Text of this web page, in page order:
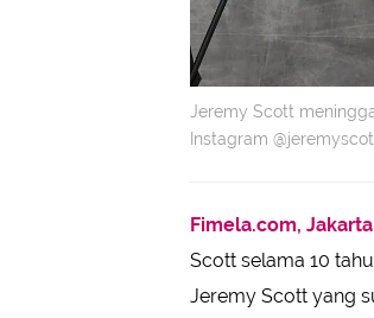
Jeremy Scott
Instagram
Fimela.com, Jakarta
Scott selama 10
Jeremy Scott yang